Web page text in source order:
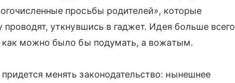
просьбы родителей», которые
уткнувшись в гаджет. Идея больше всего
как можно было бы подумать, а вожатым.
менять законодательство: нынешнее